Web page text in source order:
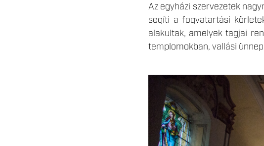
Az egyházi szervezetek
segíti a fogvatartási
alakultak, amelyek tagjai
templomokban, vallási